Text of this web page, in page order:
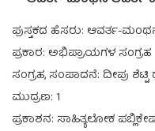
ಪುಸ್ತಕದ ಹೆಸರು: ಆವರ್ತ-
ಪ್ರಕಾರ: ಅಭಿಪ್ರಾಯಗಳ ಸಂಗ್ರಹ
ಸಂಗ್ರಹ, ಸಂಪಾದನೆ: ದೀಪು
ಮುದ್ರಣ: 1
ಪ್ರಕಾಶನ: ಸಾಹಿತ್ಯಲೋಕ